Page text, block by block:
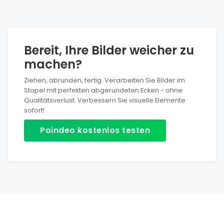
Bereit, Ihre Bilder weicher zu
machen?
Ziehen, abrunden, fertig. Verarbeiten Sie Bilder im
Stapel mit perfekten abgerundeten Ecken - ohne
Qualitätsverlust. Verbessern Sie visuelle Elemente
sofort!
Poindeo kostenlos testen